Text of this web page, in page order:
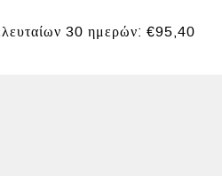
30 ημερών: €95,40